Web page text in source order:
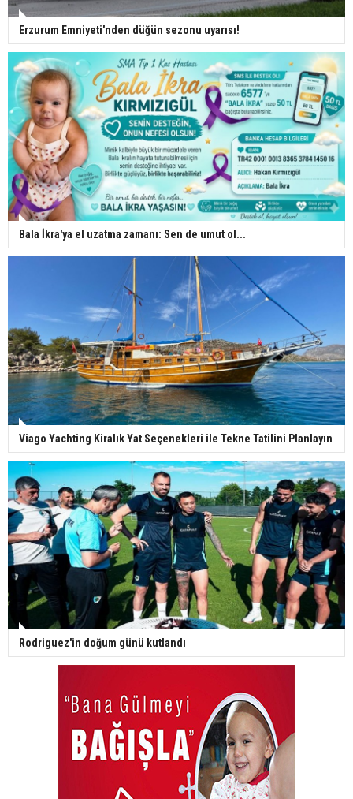
Erzurum Emniyeti'nden düğün sezonu uyarısı!
Bala İkra'ya el uzatma zamanı: Sen de umut ol...
Viago Yachting Kiralık Yat Seçenekleri ile Tekne Tatilini Planlayın
Rodriguez'in doğum günü kutlandı